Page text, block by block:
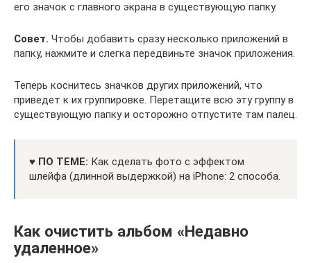
его значок с главного экрана в существующую папку.
Совет. Чтобы добавить сразу несколько приложений в
папку, нажмите и слегка передвиньте значок приложения.
Теперь коснитесь значков других приложений, что
приведет к их группировке. Перетащите всю эту группу в
существующую папку и осторожно отпустите там палец.
♥ ПО ТЕМЕ: Как сделать фото с эффектом
шлейфа (длинной выдержкой) на iPhone: 2 способа.
Как очистить альбом «Недавно
удаленное»